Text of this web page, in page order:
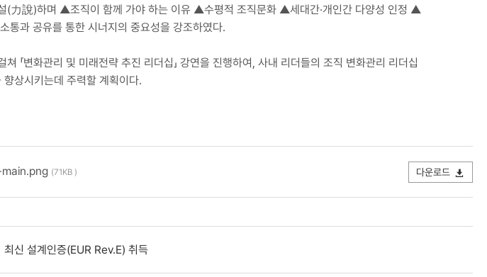
(力說)하며 ▲조직이 함께 가야 하는 이유 ▲수평적 조직문화 ▲세대간·개인간 다양성 인정 ▲
통과 공유를 통한 시너지의 중요성을 강조하였다.
「변화관리 및 미래전략 추진 리더십」 강연을 진행하여, 사내 리더들의 조직 변화관리 리더십
상시키는데 주력할 계획이다.
(71KB ) 다운로드
신 설계인증(EUR Rev.E) 취득